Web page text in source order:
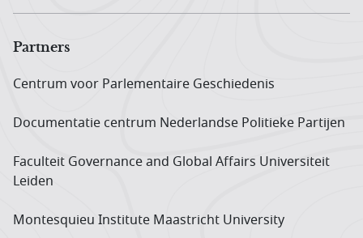
Partners
Centrum voor Parlementaire Geschiedenis
Documentatie centrum Neder­landse Politieke Partijen
Faculteit Governance and Global Affairs Universiteit
Leiden
Montesquieu Institute Maastricht University